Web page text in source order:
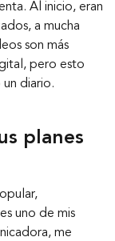
Al inicio, eran
a mucha
son más
pero esto
diario.
planes
uno de mis
me